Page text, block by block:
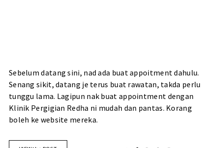
Sebelum datang sini, nad ada buat appoitment dahulu.
Senang sikit, datang je terus buat rawatan, takda perlu
tunggu lama. Lagipun nak buat appointment dengan
Klinik Pergigian Redha ni mudah dan pantas. Korang
boleh ke website mereka.